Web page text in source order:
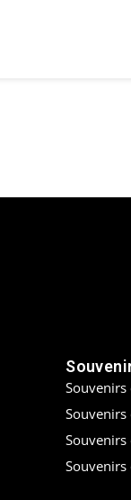
Souvenirs
Souvenirs